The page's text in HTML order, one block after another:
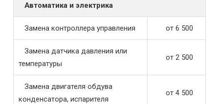
Автоматика и электрика
Замена контроллера управления от 6 500
Замена датчика давления или
температуры
от 2 500
Замена двигателя обдува
конденсатора, испарителя
от 4 500